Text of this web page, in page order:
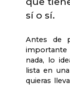
sí o sí.
Antes de
importante
nada, lo
lista en
quieras